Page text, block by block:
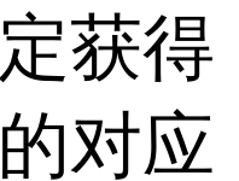
获得
对应